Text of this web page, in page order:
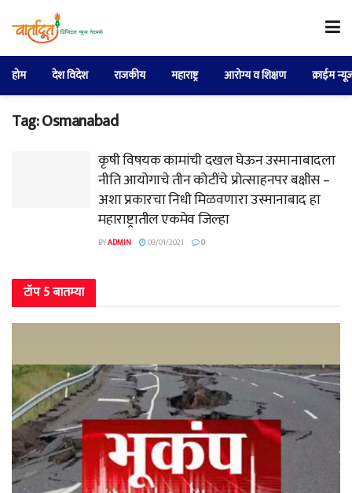
होम देश विदेश राजकीय महाराष्ट्र आरोग्य व शिक्षण क्राईम
Tag:Osmanabad
कृषी विषयक कामांची दखल घेऊन उस्मानाबादला
नीति आयोगाचे तीन कोटींचे प्रोत्साहनपर बक्षीस –
अशा प्रकारचा निधी मिळवणारा उस्मानाबाद हा
महाराष्ट्रातील एकमेव जिल्हा
BYADMIN 09/01/2021 0
टॉप 5 बातम्या